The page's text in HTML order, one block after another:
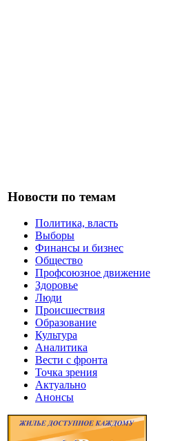
Новости по темам
Политика, власть
Выборы
Финансы и бизнес
Общество
Профсоюзное движение
Здоровье
Люди
Происшествия
Образование
Культура
Аналитика
Вести с фронта
Точка зрения
Актуально
Анонсы